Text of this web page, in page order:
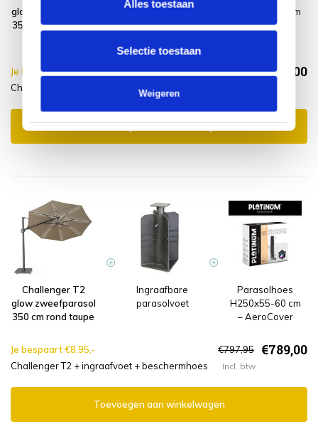
Alles toestaan
Selectie toestaan
Weigeren
glow zweefparasol
350 cm rond taupe
Parasolvoet 120
kg met 4 wielen
H250x55-60 cm
– AeroCover
Je bespaart €8.95,- €967,95 €959,00
Challenger T2 + parasolvoet + beschermhoes
Toevoegen aan winkelwagen
Challenger T2
glow zweefparasol
350 cm rond taupe
Ingraafbare
parasolvoet
Parasolhoes
H250x55-60 cm
– AeroCover
Je bespaart €8.95,- €797,95 €789,00
Challenger T2 + ingraafvoet + beschermhoes Incl. btw
Toevoegen aan winkelwagen